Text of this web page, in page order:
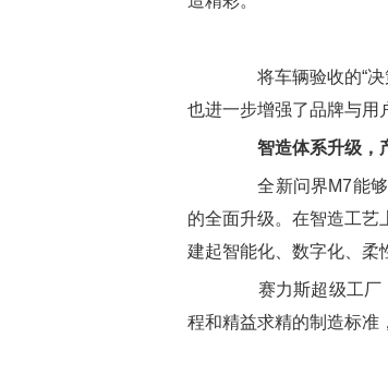
将车辆验收的“决
也进一步增强了品牌与用
智造体系升级，
全新问界M7能够
的全面升级。在智造工艺
建起智能化、数字化、柔
赛力斯超级工厂（
程和精益求精的制造标准